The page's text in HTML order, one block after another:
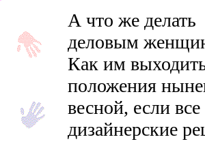
А что же делать
деловым
Как им
положения
весной, если все
дизайнерские